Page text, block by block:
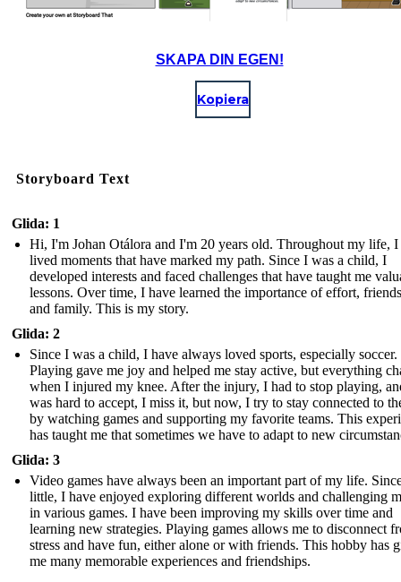
SKAPA DIN EGEN!
Kopiera
Storyboard Text
Glida: 1
Hi, I'm Johan Otálora and I'm 20 years old. Throughout my life, I
lived moments that have marked my path. Since I was a child, I
developed interests and faced challenges that have taught me
lessons. Over time, I have learned the importance of effort,
and family. This is my story.
Glida: 2
Since I was a child, I have always loved sports, especially soccer.
Playing gave me joy and helped me stay active, but everything
when I injured my knee. After the injury, I had to stop playing,
was hard to accept, I miss it, but now, I try to stay connected to
by watching games and supporting my favorite teams. This
has taught me that sometimes we have to adapt to new
Glida: 3
Video games have always been an important part of my life.
little, I have enjoyed exploring different worlds and challenging
in various games. I have been improving my skills over time and
learning new strategies. Playing games allows me to disconnect
stress and have fun, either alone or with friends. This hobby has
me many memorable experiences and friendships.